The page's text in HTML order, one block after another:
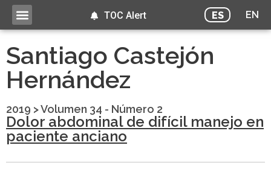
ES EN
TOC Alert
Santiago Castejón
Hernández
2019 >Volumen 34 - Número 2
Dolor abdominal de difícil manejo en
paciente anciano